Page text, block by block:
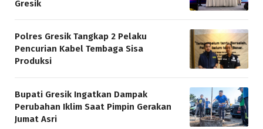
Gresik
Polres Gresik Tangkap 2 Pelaku
Pencurian Kabel Tembaga Sisa
Produksi
Bupati Gresik Ingatkan Dampak
Perubahan Iklim Saat Pimpin Gerakan
Jumat Asri